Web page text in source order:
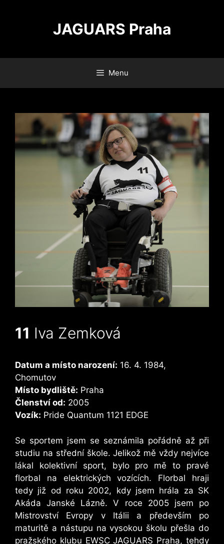
JAGUARS Praha
Menu
11 Iva Zemková
Datum a místo narození: 16. 4. 1984,
Chomutov
Místo bydliště: Praha
Členství od: 2005
Vozík: Pride Quantum 1121 EDGE
Se sportem jsem se seznámila pořádně až při
studiu na střední škole. Jelikož mě vždy nejvíce
lákal kolektivní sport, bylo pro mě to pravé
florbal na elektrických vozících. Florbal hraji
tedy již od roku 2002, kdy jsem hrála za SK
Akáda Janské Lázně. V roce 2005 jsem po
Mistrovství Evropy v Itálii a především po
maturitě a nástupu na vysokou školu přešla do
pražského klubu EWSC JAGUARS Praha, tehdy